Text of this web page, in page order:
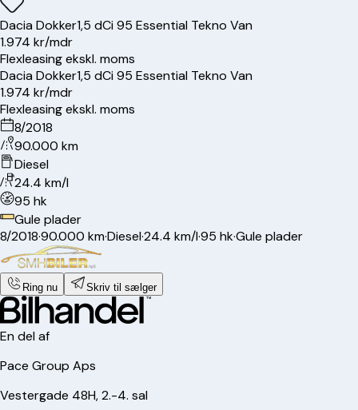
DaciaDokker1,5 dCi 95 Essential Tekno Van
1.974 kr/mdr
Flexleasing ekskl. moms
DaciaDokker1,5 dCi 95 Essential Tekno Van
1.974 kr/mdr
Flexleasing ekskl. moms
8/2018
90.000 km
Diesel
24.4 km/l
95 hk
Gule plader
8/2018·90.000 km·Diesel·24.4 km/l·95 hk·Gule plader
Ring nu Skriv til sælger
En del af
Pace Group Aps
Vestergade 48H, 2.-4. sal